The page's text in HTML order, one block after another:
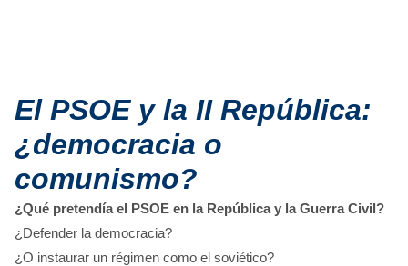
El PSOE y la II República:
¿democracia o
comunismo?
¿Qué pretendía el PSOE en la República y la Guerra Civil?
¿Defender la democracia?
¿O instaurar un régimen como el soviético?